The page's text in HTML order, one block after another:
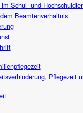
Schul- und
Beamtenverhältnis
Pflegezeit